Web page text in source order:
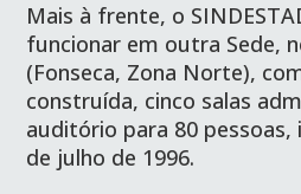
Mais à frente, o
funcionar em outra Sede,
(Fonseca, Zona Norte),
construída, cinco salas
auditório para 80 pessoas,
de julho de 1996.